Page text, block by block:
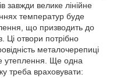
завжди велике лінійне
температур буде
що призводить до
Ці отвори потрібно
металочерепиці
утеплення. Ще одна
треба враховувати: